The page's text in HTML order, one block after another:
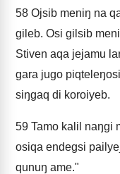
58 Ojsib meniŋ na
gileb. Osi gilsib
Stiven aqa jejamu
gara jugo
siŋgaq di koroiyeb.
59 Tamo kalil naŋgi
osiqa endegsi
qunuŋ ame."